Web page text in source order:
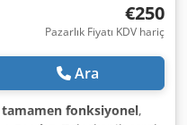
€250
Pazarlık Fiyatı KDV hariç
Ara
tamamen fonksiyonel,